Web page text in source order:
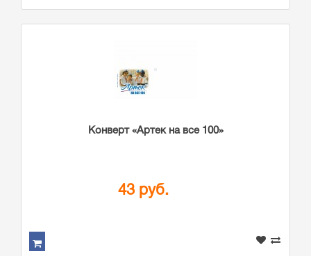
Конверт «Артек на все 100»
43 руб.